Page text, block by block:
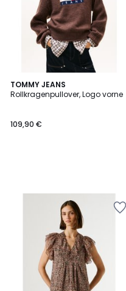
TOMMY JEANS
Rollkragenpullover, Logo vorne
109,90 €